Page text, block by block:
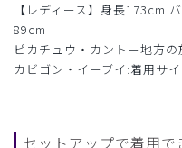
【レディース】身長173cm
89cm
ピカチュウ・カントー地方
カビゴン・イーブイ:着用サ
セットアップで着用で